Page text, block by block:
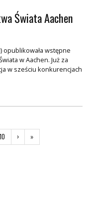
Świata Aachen
opublikowała wstępne
w Aachen. Już za
w sześciu konkurencjach
10 ›Następna
»